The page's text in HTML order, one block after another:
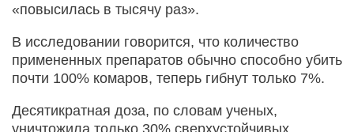
«повысилась в тысячу раз».
В исследовании говорится, что количество
примененных препаратов обычно способно убить
почти 100% комаров, теперь гибнут только 7%.
Десятикратная доза, по словам ученых,
уничтожила только 30% сверхустойчивых